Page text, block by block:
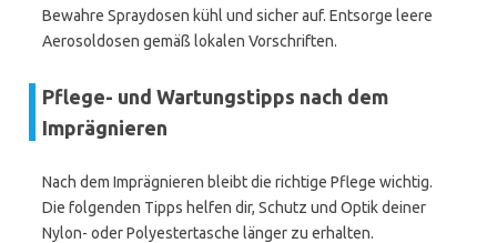
Bewahre Spraydosen kühl und sicher auf. Entsorge leere
Aerosoldosen gemäß lokalen Vorschriften.
Pflege- und Wartungstipps nach dem
Imprägnieren
Nach dem Imprägnieren bleibt die richtige Pflege wichtig.
Die folgenden Tipps helfen dir, Schutz und Optik deiner
Nylon- oder Polyestertasche länger zu erhalten.